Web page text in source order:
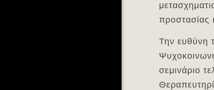
προστασίας
Την ευθύνη
σεμινάριο